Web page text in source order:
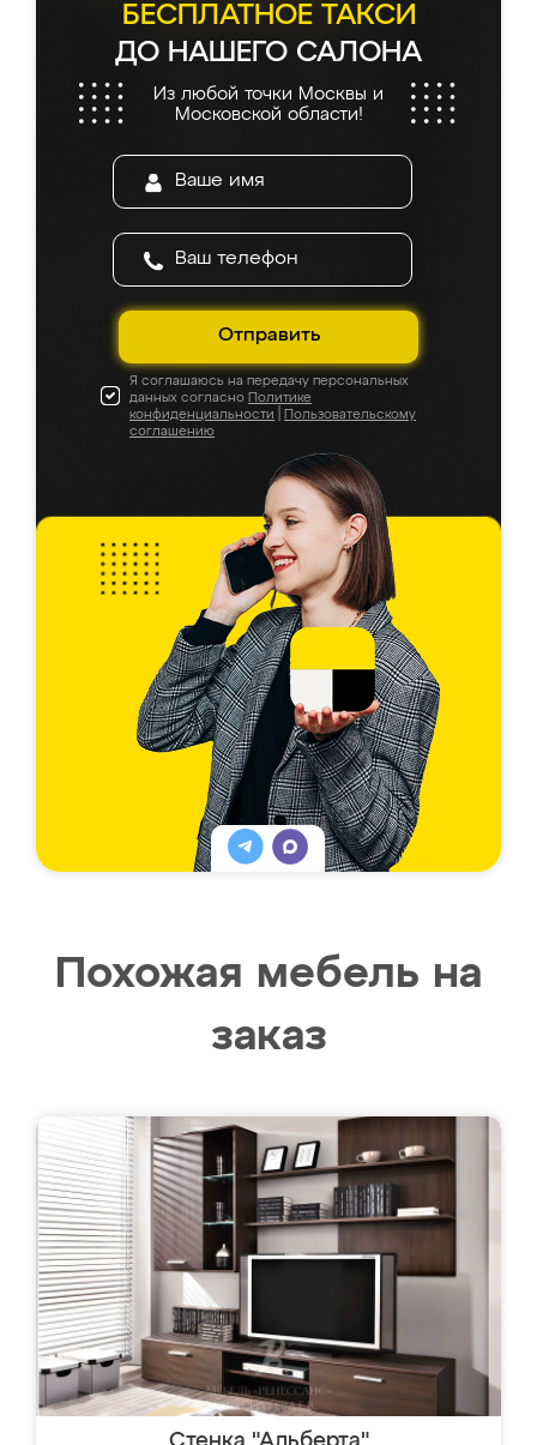
БЕСПЛАТНОЕ ТАКСИ
ДО НАШЕГО САЛОНА
Из любой точки Москвы и
Московской области!
Отправить
Я соглашаюсь на передачу персональных
данных согласно Политике
конфиденциальности
Пользовательскому
соглашению
Похожая мебель на
заказ